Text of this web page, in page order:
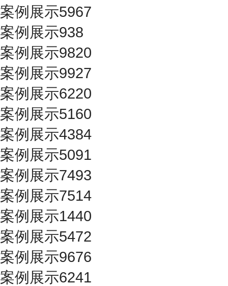
案例展示5967
案例展示938
案例展示9820
案例展示9927
案例展示6220
案例展示5160
案例展示4384
案例展示5091
案例展示7493
案例展示7514
案例展示1440
案例展示5472
案例展示9676
案例展示6241